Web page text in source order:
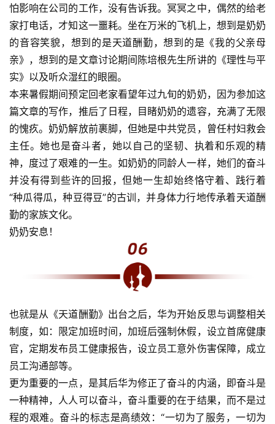
怕影响在公司的工作，没有告诉我。冥冥之中，偶然的给老
家打电话，才知这一噩耗。坐在万米的飞机上，想到是奶奶
的音容笑貌，想到的是天道酬勤，想到的是 《我的父亲母
亲》 ，想到的是文章讨论期间陈培根先生所讲的《理性与平
实》以及听众湿红的眼圈。
本来暑假期间预定回老家看望年过九旬的奶奶，因为参加这
篇文章的写作，推后了日程，目睹奶奶的遗容，充满了无限
的愧疚。奶奶解放前裹脚，但她是中共党员，曾任村妇救会
主任。她也是奋斗者，她以自己的坚韧、执着和乐观的精
神，度过了艰难的一生。如奶奶的同龄人一样，她们的奋斗
并没有得到些许的回报，但她一生却始终恪守着、践行着
“种瓜得瓜，种豆得豆”的古训，并身体力行地传承着天道酬
勤的家族文化。
奶奶安息！
也就是从《天道酬勤》出台之后，华为开始反思与调整相关
制度，如：限定加班时间，加班后强制休假，设立首席健康
官，定期发布员工健康报告，设立员工意外伤害保障，成立
员工沟通部等。
更为重要的一点，是其后华为修正了奋斗的内涵，即奋斗是
一种精神，人人可以奋斗，奋斗重要的在于结果，而不是过
程的艰难。奋斗的标志是高绩效：“一切为了服务，一切为